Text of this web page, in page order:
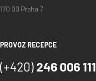
170 00 Praha 7
PROVOZ RECEPCE
(+420) 246 006 111